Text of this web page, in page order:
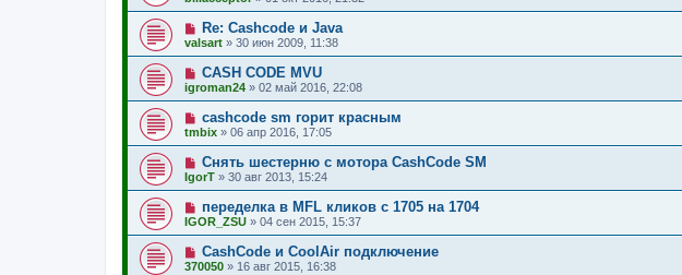
Re: Cashcode и Java
valsart » 30 июн 2009, 11:38
CASH CODE MVU
igroman24 » 02 май 2016, 22:08
cashcode sm горит красным
tmbix » 06 апр 2016, 17:05
Снять шестерню с мотора CashCode SM
IgorT » 30 авг 2013, 15:24
переделка в MFL кликов с 1705 на 1704
IGOR_ZSU » 04 сен 2015, 15:37
CashCode и CoolAir подключение
370050 » 16 авг 2015, 16:38